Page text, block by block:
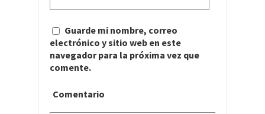
Guarde mi nombre, correo
electrónico y sitio web en este
navegador para la próxima vez que
comente.
Comentario